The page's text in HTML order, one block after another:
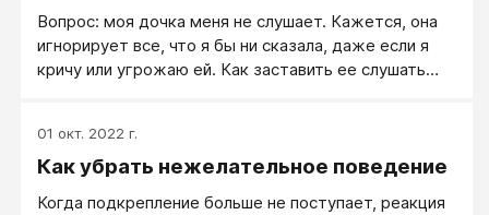
Вопрос: моя дочка меня не слушает. Кажется, она
игнорирует все, что я бы ни сказала, даже если я
кричу или угрожаю ей. Как заставить ее слушать
01 окт. 2022 г.
Как убрать нежелательное поведение
Когда подкрепление больше не поступает, реакция